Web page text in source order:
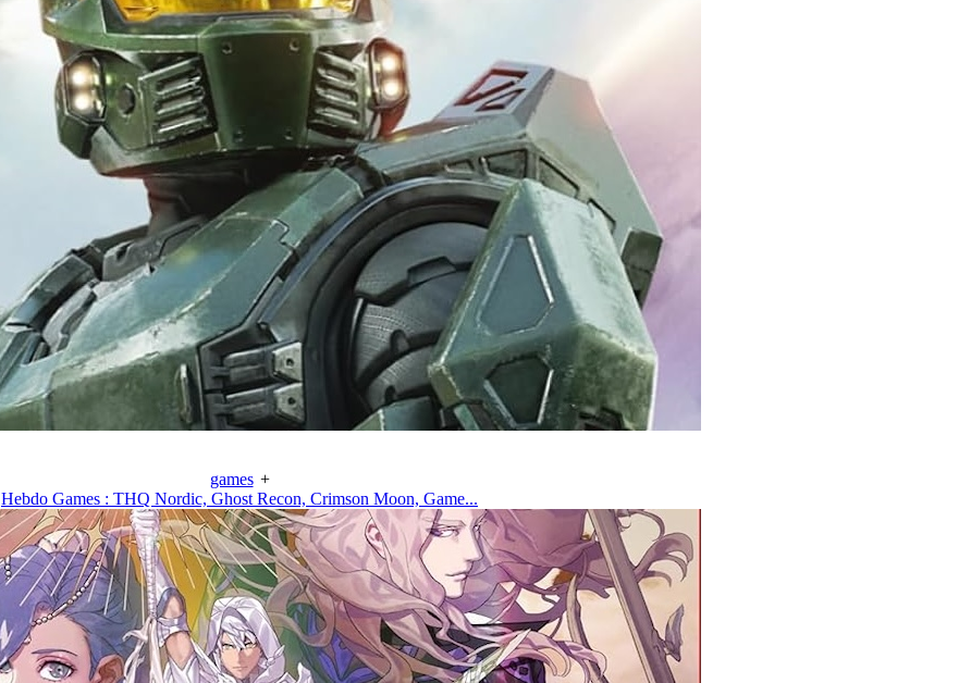
games +
Hebdo Games : THQ Nordic, Ghost Recon, Crimson Moon, Game...